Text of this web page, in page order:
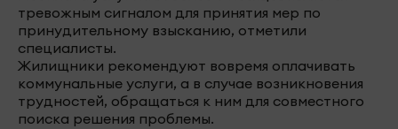
тревожным сигналом для принятия мер по
принудительному взысканию, отметили
специалисты.
Жилищники рекомендуют вовремя оплачивать
коммунальные услуги, а в случае возникновения
трудностей, обращаться к ним для совместного
поиска решения проблемы.